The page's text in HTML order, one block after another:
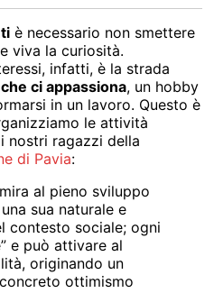
è necessario non smettere
viva la curiosità.
infatti, è la strada
ci appassiona, un hobby
in un lavoro. Questo è
le attività
nostri ragazzi della
di Pavia:
al pieno sviluppo
sua naturale e
contesto sociale; ogni
e può attivare al
originando un
ottimismo